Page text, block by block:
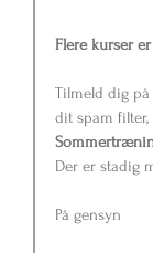
Flere kurser
Tilmeld dig
dit spam
Der er stadig
På gensyn